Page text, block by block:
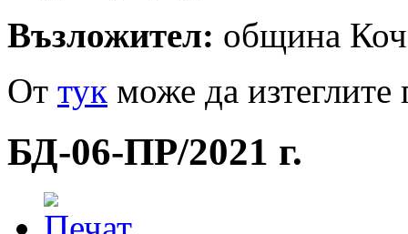
Възложител: община
От тук може да
БД-06-ПР/2021 г.